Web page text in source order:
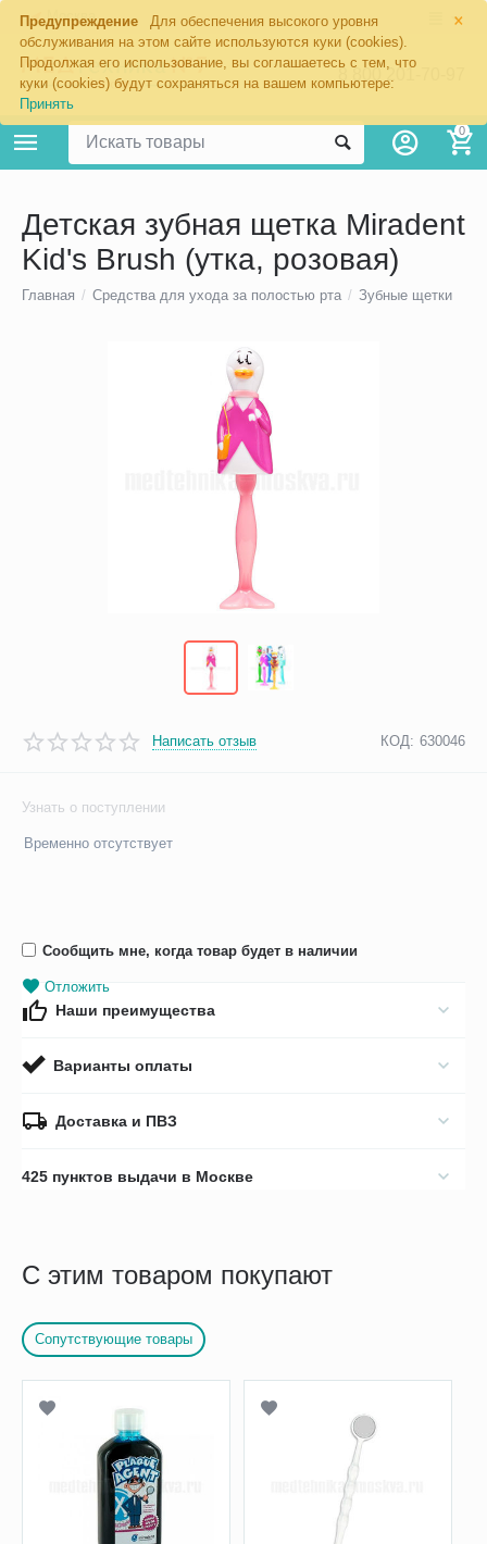
×
Предупреждение
Для обеспечения высокого уровня
обслуживания на этом сайте используются куки (cookies).
Продолжая его использование, вы соглашаетесь с тем, что
куки (cookies) будут сохраняться на вашем компьютере:
Принять
Москва
8 800 201-70-97
0
Детская зубная щетка Miradent
Kid's Brush (утка, розовая)
Главная / Средства для ухода за полостью рта / Зубные щетки
Написать отзыв КОД: 630046
Узнать о поступлении
Временно отсутствует
Сообщить мне, когда товар будет в наличии
Отложить
Наши преимущества
Варианты оплаты
Доставка и ПВЗ
425 пунктов выдачи в Москве
С этим товаром покупают
Сопутствующие товары